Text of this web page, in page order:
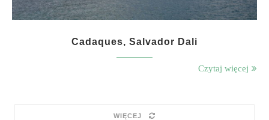
Cadaques, Salvador Dali
Czytaj więcej
WIĘCEJ